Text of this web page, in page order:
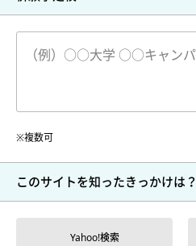
※複数可
このサイトを知ったきっかけは？
Yahoo!検索